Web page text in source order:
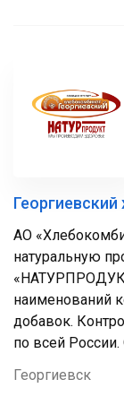
АО
натуральную
наименований
добавок.
по всей
Георгиевск